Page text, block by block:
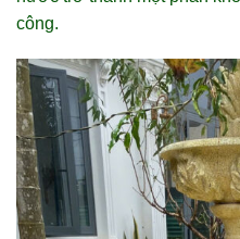
công.